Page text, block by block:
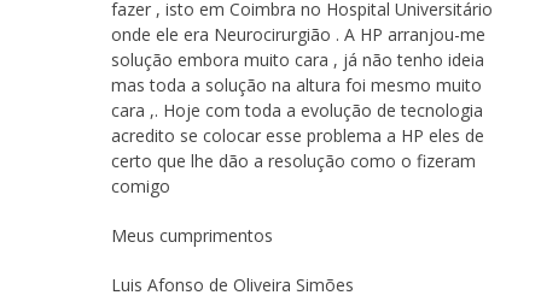
fazer , isto em Coimbra no Hospital Universitário
onde ele era Neurocirurgião . A HP arranjou-me
solução embora muito cara , já não tenho ideia
mas toda a solução na altura foi mesmo muito
cara ,. Hoje com toda a evolução de tecnologia
acredito se colocar esse problema a HP eles de
certo que lhe dão a resolução como o fizeram
comigo
Meus cumprimentos
Luis Afonso de Oliveira Simões